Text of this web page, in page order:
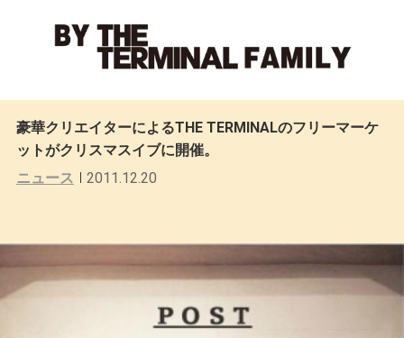
豪華クリエイターによるTHE TERMINALのフリーマーケ
ットがクリスマスイブに開催。
ニュース
2011.12.20